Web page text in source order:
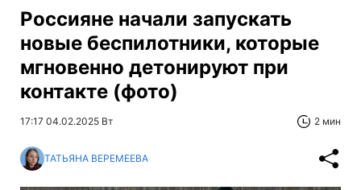
Россияне начали запускать
новые беспилотники, которые
мгновенно детонируют при
контакте (фото)
17:17 04.02.2025 Вт 2 мин
ТАТЬЯНА ВЕРЕМЕЕВА